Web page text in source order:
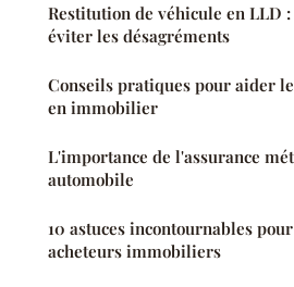
Restitution de véhicule en LLD
éviter les désagréments
Conseils pratiques pour aider
en immobilier
L'importance de l'assurance
automobile
10 astuces incontournables
acheteurs immobiliers